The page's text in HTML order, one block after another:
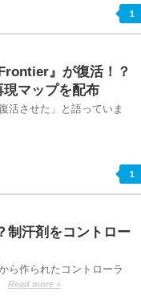
1
』が復活！？
マップを配布
活させた」と語っていま
1
制汗剤をコントロー
ら作られたコントローラ
Read more »